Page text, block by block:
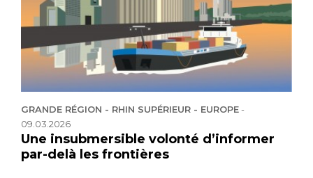
GRANDE RÉGION - RHIN SUPÉRIEUR - EUROPE-
09.03.2026
Une insubmersible volonté d’informer
par-delà les frontières